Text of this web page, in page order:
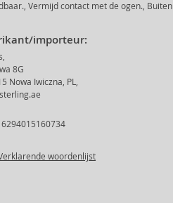
Vermijd contact met de ogen.,
importeur:
8G
Nowa Iwiczna, PL,
6294015160734
woordenlijst